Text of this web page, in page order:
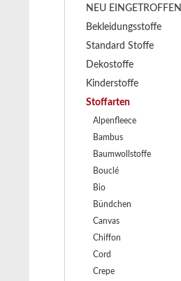
NEU EINGETROFFEN
Bekleidungsstoffe
Standard Stoffe
Dekostoffe
Kinderstoffe
Stoffarten
Alpenfleece
Bambus
Baumwollstoffe
Bouclé
Bio
Bündchen
Canvas
Chiffon
Cord
Crepe